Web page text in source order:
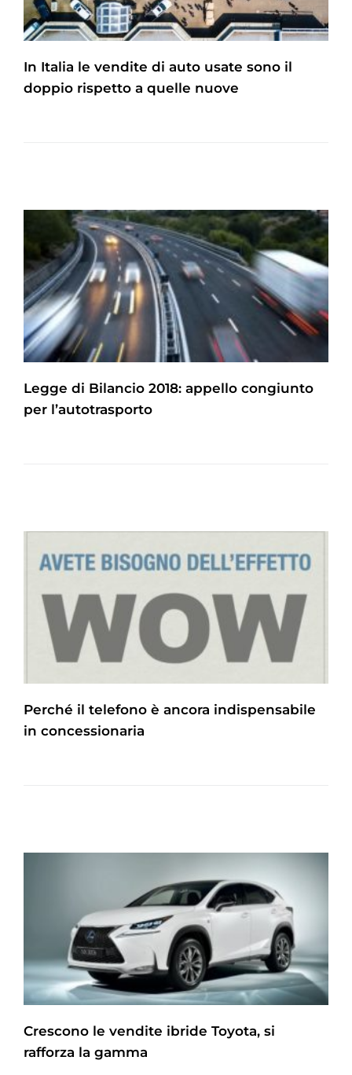
In Italia le vendite di auto usate sono il
doppio rispetto a quelle nuove
Legge di Bilancio 2018: appello congiunto
per l’autotrasporto
Perché il telefono è ancora indispensabile
in concessionaria
Crescono le vendite ibride Toyota, si
rafforza la gamma